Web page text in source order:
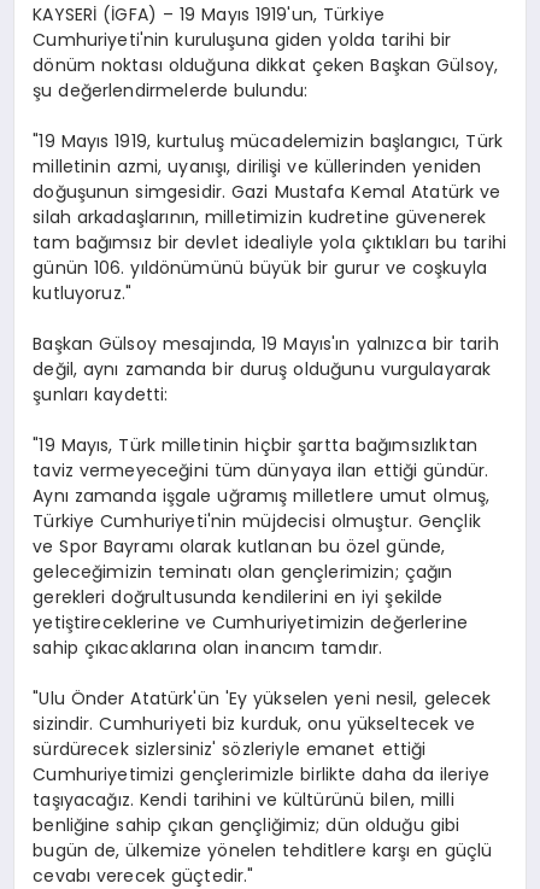
KAYSERİ (İGFA) – 19 Mayıs 1919'un, Türkiye
Cumhuriyeti'nin kuruluşuna giden yolda tarihi bir
dönüm noktası olduğuna dikkat çeken Başkan Gülsoy,
şu değerlendirmelerde bulundu:
"19 Mayıs 1919, kurtuluş mücadelemizin başlangıcı, Türk
milletinin azmi, uyanışı, dirilişi ve küllerinden yeniden
doğuşunun simgesidir. Gazi Mustafa Kemal Atatürk ve
silah arkadaşlarının, milletimizin kudretine güvenerek
tam bağımsız bir devlet idealiyle yola çıktıkları bu tarihi
günün 106. yıldönümünü büyük bir gurur ve coşkuyla
kutluyoruz."
Başkan Gülsoy mesajında, 19 Mayıs'ın yalnızca bir tarih
değil, aynı zamanda bir duruş olduğunu vurgulayarak
şunları kaydetti:
"19 Mayıs, Türk milletinin hiçbir şartta bağımsızlıktan
taviz vermeyeceğini tüm dünyaya ilan ettiği gündür.
Aynı zamanda işgale uğramış milletlere umut olmuş,
Türkiye Cumhuriyeti'nin müjdecisi olmuştur. Gençlik
ve Spor Bayramı olarak kutlanan bu özel günde,
geleceğimizin teminatı olan gençlerimizin; çağın
gerekleri doğrultusunda kendilerini en iyi şekilde
yetiştireceklerine ve Cumhuriyetimizin değerlerine
sahip çıkacaklarına olan inancım tamdır.
"Ulu Önder Atatürk'ün 'Ey yükselen yeni nesil, gelecek
sizindir. Cumhuriyeti biz kurduk, onu yükseltecek ve
sürdürecek sizlersiniz' sözleriyle emanet ettiği
Cumhuriyetimizi gençlerimizle birlikte daha da ileriye
taşıyacağız. Kendi tarihini ve kültürünü bilen, milli
benliğine sahip çıkan gençliğimiz; dün olduğu gibi
bugün de, ülkemize yönelen tehditlere karşı en güçlü
cevabı verecek güçtedir."